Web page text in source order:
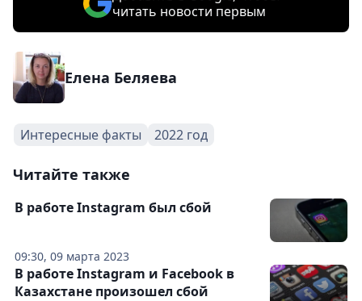
читать новости первым
Елена Беляева
Интересные факты 2022 год
Читайте также
09:30, 09 марта 2023
В работе Instagram был сбой
В работе Instagram и Facebook в
Казахстане произошел сбой